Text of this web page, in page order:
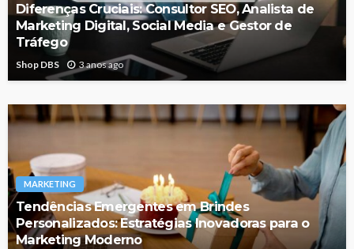
Diferenças Cruciais: Consultor SEO, Analista de
Marketing Digital, Social Media e Gestor de
Tráfego
Shop DBS 3 anos ago
MARKETING
Tendências Emergentes em Brindes
Personalizados: Estratégias Inovadoras para o
Marketing Moderno